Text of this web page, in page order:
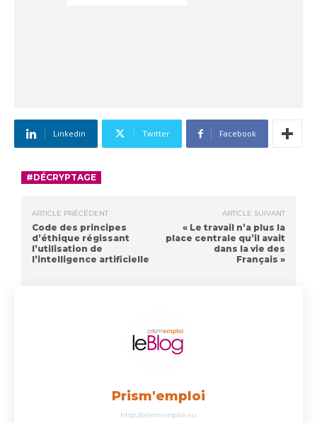
Linkedin Twitter Facebook
#DÉCRYPTAGE
ARTICLE PRÉCÉDENT
Code des principes
d’éthique régissant
l’utilisation de
l’intelligence artificielle
ARTICLE SUIVANT
« Le travail n’a plus la
place centrale qu’il avait
dans la vie des
Français »
Prism'emploi
http://prismemploi.eu